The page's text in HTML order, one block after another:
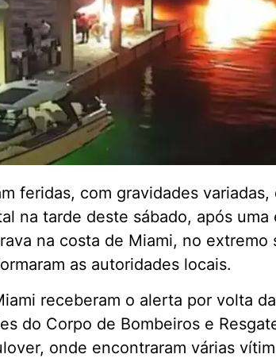
feridas, com gravidades variadas,
na tarde deste sábado, após uma
na costa de Miami, no extremo
as autoridades locais.
receberam o alerta por volta
do Corpo de Bombeiros e
onde encontraram várias